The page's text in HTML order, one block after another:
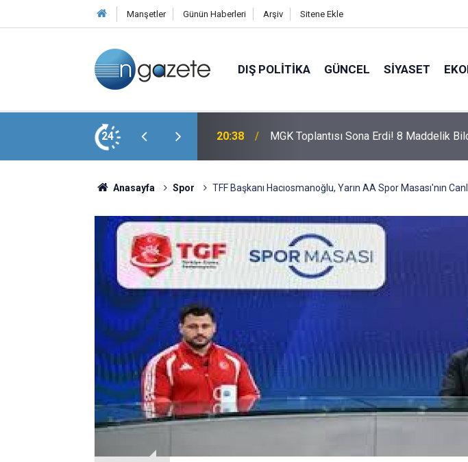
Manşetler Günün Haberleri Arşiv Sitene Ekle
DIŞ POLITIKA GÜNCEL SIYASET
24
İlk Antrenmanına Çıktı 20:38 MGK Toplantısı Sona Erdi! 8 Maddelik
Anasayfa Spor TFF Başkanı Hacıosmanoğlu, Yarın AA Spor Masası'nın